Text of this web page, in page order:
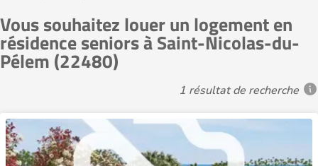
Vous souhaitez louer un logement en
résidence seniors à Saint-Nicolas-du-
Pélem (22480)
1 résultat de recherche